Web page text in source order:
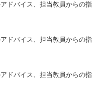
ドバイス、担当教員からの指
ドバイス、担当教員からの指
ドバイス、担当教員からの指